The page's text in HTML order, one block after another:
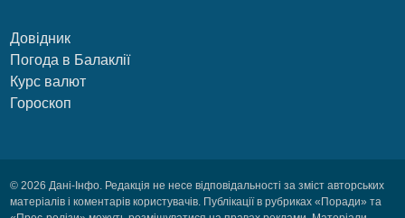
Довідник
Погода в Балаклії
Курс валют
Гороскоп
© 2026 Дані-Інфо. Редакція не несе відповідальності за зміст авторських
матеріалів і коментарів користувачів. Публікації в рубриках «Поради» та